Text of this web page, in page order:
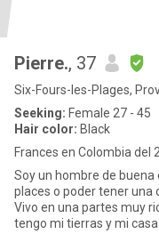
Pierre., 37
Six-Fours-les-Plages,
Seeking: Female 27 - 45
Hair color: Black
Frances en Colombia del
Soy un hombre de
places o poder tener una
Vivo en una partes muy
tengo mi tierras y mi